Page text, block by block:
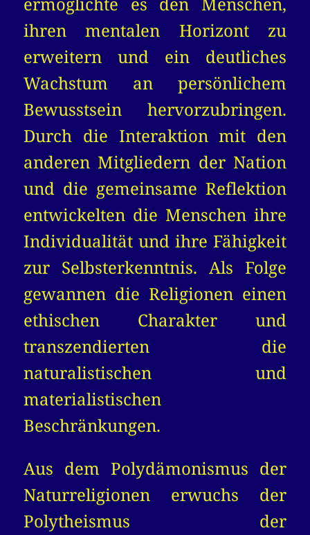
ihren mentalen Horizont zu
erweitern und ein deutliches
Wachstum an persönlichem
Bewusstsein hervorzubringen.
Durch die Interaktion mit den
anderen Mitgliedern der Nation
und die gemeinsame Reflektion
entwickelten die Menschen ihre
Individualität und ihre Fähigkeit
zur Selbsterkenntnis. Als Folge
gewannen die Religionen einen
ethischen Charakter und
transzendierten die
naturalistischen und
materialistischen
Beschränkungen.
Aus dem Polydämonismus der
Naturreligionen erwuchs der
Polytheismus der